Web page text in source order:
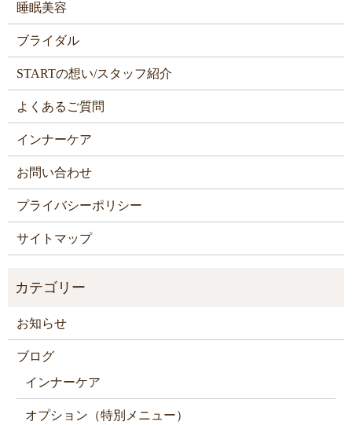
睡眠美容
ブライダル
STARTの想い/スタッフ紹介
よくあるご質問
インナーケア
お問い合わせ
プライバシーポリシー
サイトマップ
お知らせ
ブログ
インナーケア
オプション（特別メニュー）